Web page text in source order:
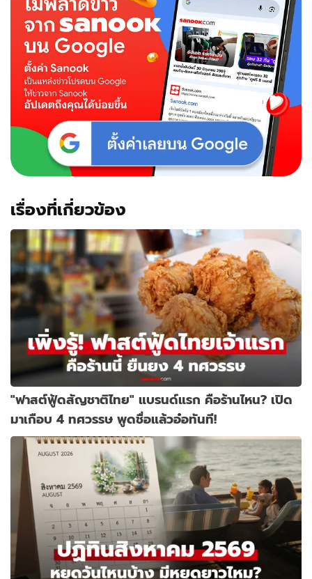
เรื่องที่เกี่ยวข้อง
"ฟาสต์ฟู้ดสัญชาติไทย" แบรนด์แรก คือร้านไหน? เปิด
มาเกือบ 4 ทศวรรษ พูดชื่อแล้วอ๋อทันที!